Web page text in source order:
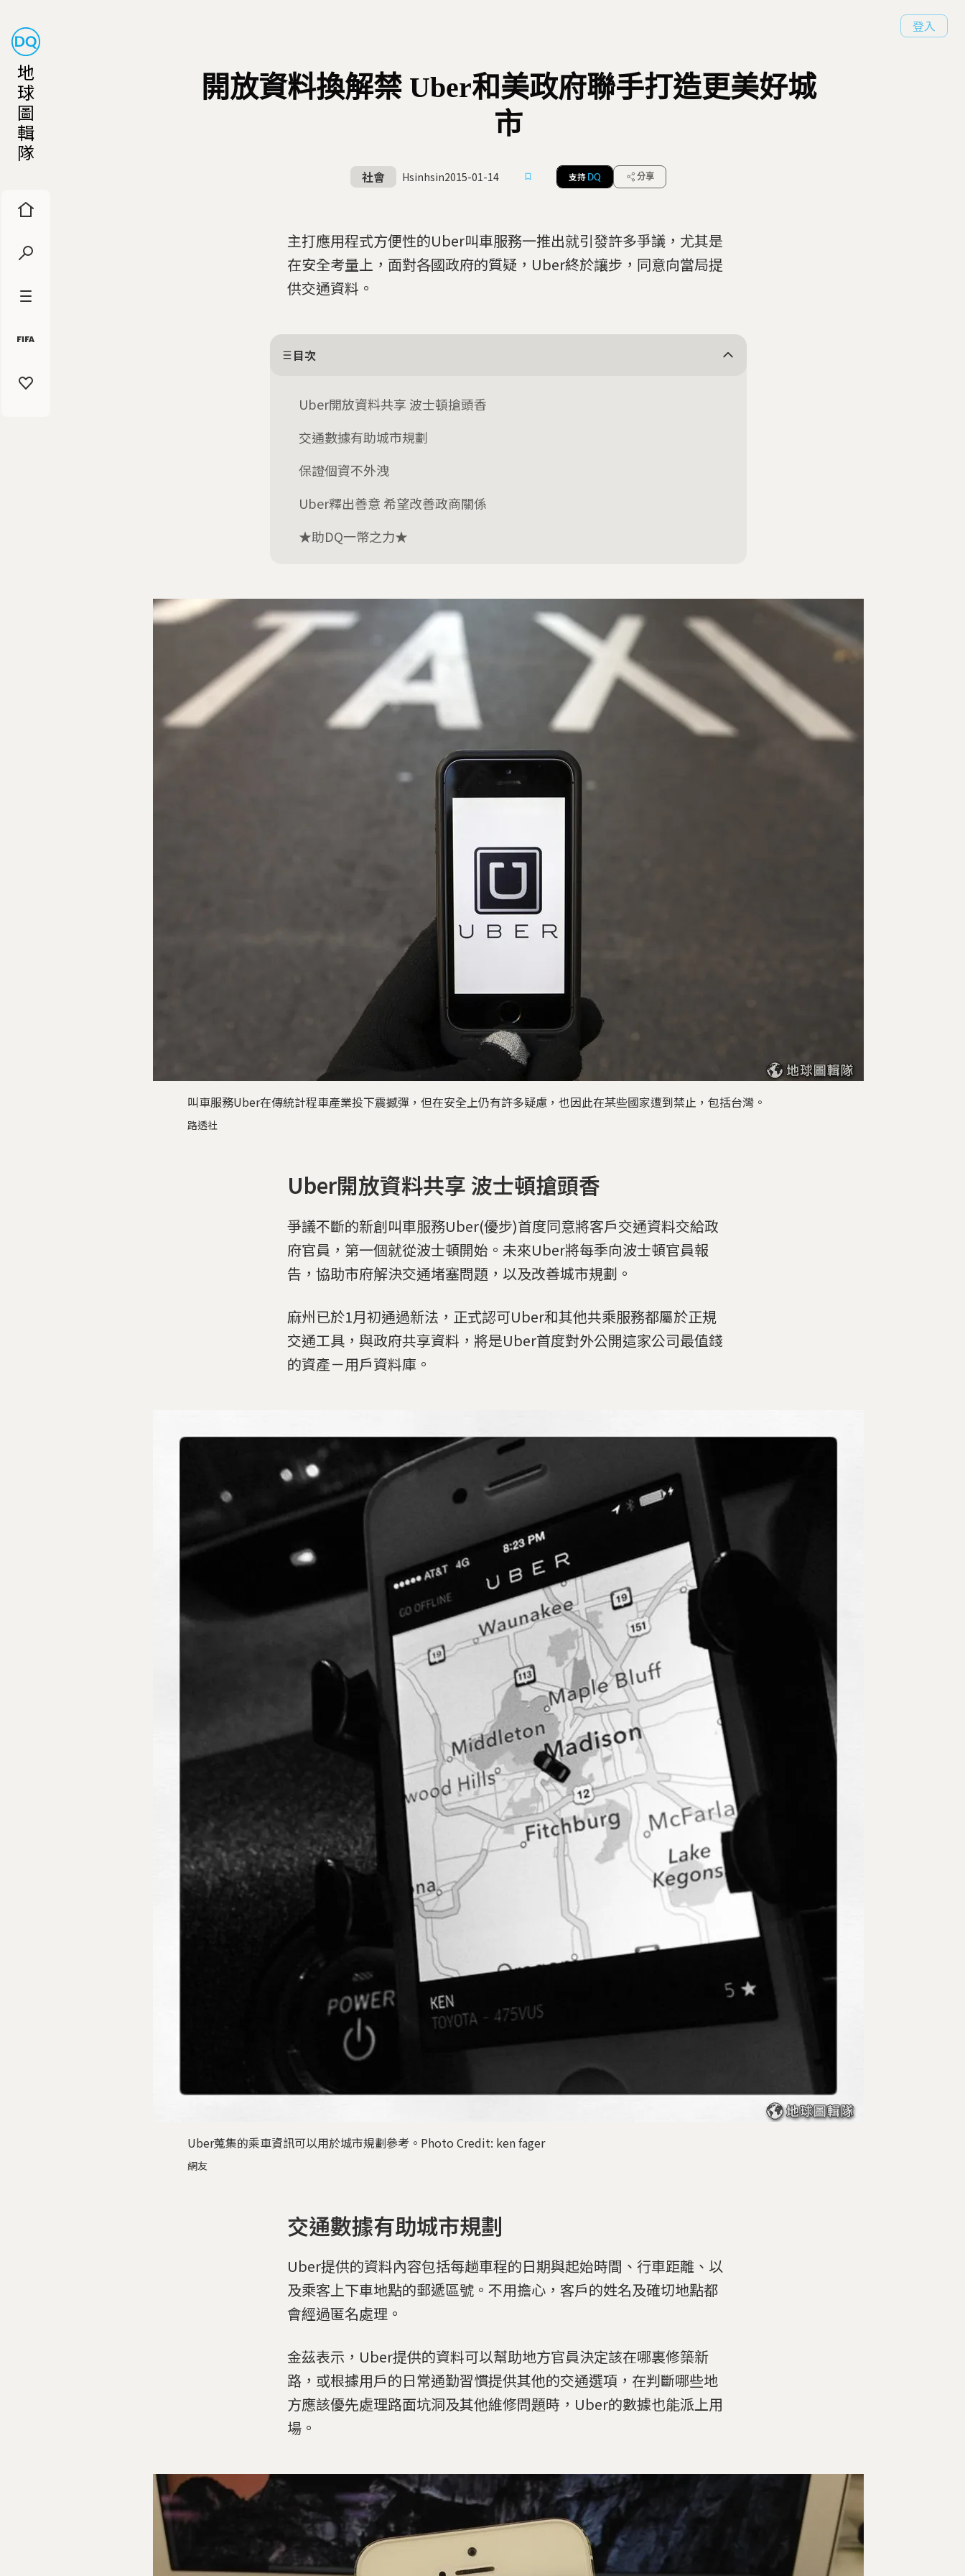
地
球
圖
輯
隊
登入
開放資料換解禁 Uber和美政府聯手打造更美好城
市
社會 Hsinhsin2015-01-14 支持 DQ 分享
主打應用程式方便性的Uber叫車服務一推出就引發許多爭議，尤其是
在安全考量上，面對各國政府的質疑，Uber終於讓步，同意向當局提
供交通資料。
目次
Uber開放資料共享 波士頓搶頭香
交通數據有助城市規劃
保證個資不外洩
Uber釋出善意 希望改善政商關係
★助DQ一幣之力★
叫車服務Uber在傳統計程車產業投下震撼彈，但在安全上仍有許多疑慮，也因此在某些國家遭到禁止，包括台灣。
路透社
Uber開放資料共享 波士頓搶頭香
爭議不斷的新創叫車服務Uber(優步)首度同意將客戶交通資料交給政
府官員，第一個就從波士頓開始。未來Uber將每季向波士頓官員報
告，協助市府解決交通堵塞問題，以及改善城市規劃。
麻州已於1月初通過新法，正式認可Uber和其他共乘服務都屬於正規
交通工具，與政府共享資料，將是Uber首度對外公開這家公司最值錢
的資產－用戶資料庫。
Uber蒐集的乘車資訊可以用於城市規劃參考。Photo Credit: ken fager
網友
交通數據有助城市規劃
Uber提供的資料內容包括每趟車程的日期與起始時間、行車距離、以
及乘客上下車地點的郵遞區號。不用擔心，客戶的姓名及確切地點都
會經過匿名處理。
金茲表示，Uber提供的資料可以幫助地方官員決定該在哪裏修築新
路，或根據用戶的日常通勤習慣提供其他的交通選項，在判斷哪些地
方應該優先處理路面坑洞及其他維修問題時，Uber的數據也能派上用
場。